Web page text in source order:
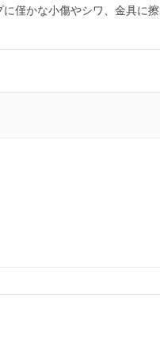
僅かな小傷やシワ、金具に